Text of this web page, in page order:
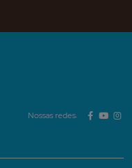
Nossas redes: